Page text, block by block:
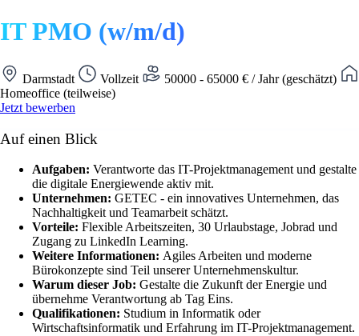
IT PMO (w/m/d)
Darmstadt Vollzeit
50000 - 65000 € / Jahr (geschätzt)
Homeoffice (teilweise)
Jetzt bewerben
Auf einen Blick
Aufgaben: Verantworte das IT-Projektmanagement und gestalte
die digitale Energiewende aktiv mit.
Unternehmen: GETEC - ein innovatives Unternehmen, das
Nachhaltigkeit und Teamarbeit schätzt.
Vorteile: Flexible Arbeitszeiten, 30 Urlaubstage, Jobrad und
Zugang zu LinkedIn Learning.
Weitere Informationen: Agiles Arbeiten und moderne
Bürokonzepte sind Teil unserer Unternehmenskultur.
Warum dieser Job: Gestalte die Zukunft der Energie und
übernehme Verantwortung ab Tag Eins.
Qualifikationen: Studium in Informatik oder
Wirtschaftsinformatik und Erfahrung im IT-Projektmanagement.